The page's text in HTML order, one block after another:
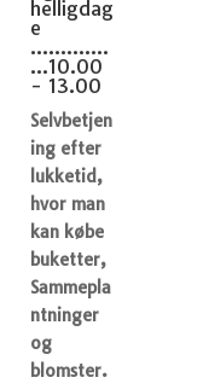
helligdag
e
.............
...10.00
- 13.00
Selvbetjen
ing efter
lukketid,
hvor man
kan købe
buketter,
Sammepla
ntninger
og
blomster.